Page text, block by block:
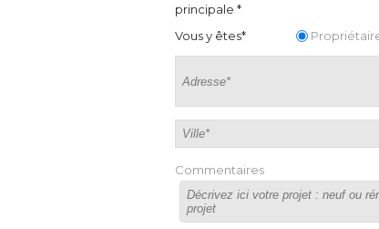
principale *
Vous y êtes*
Commentaires